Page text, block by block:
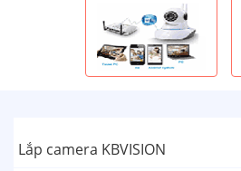
Lắp camera KBVISION